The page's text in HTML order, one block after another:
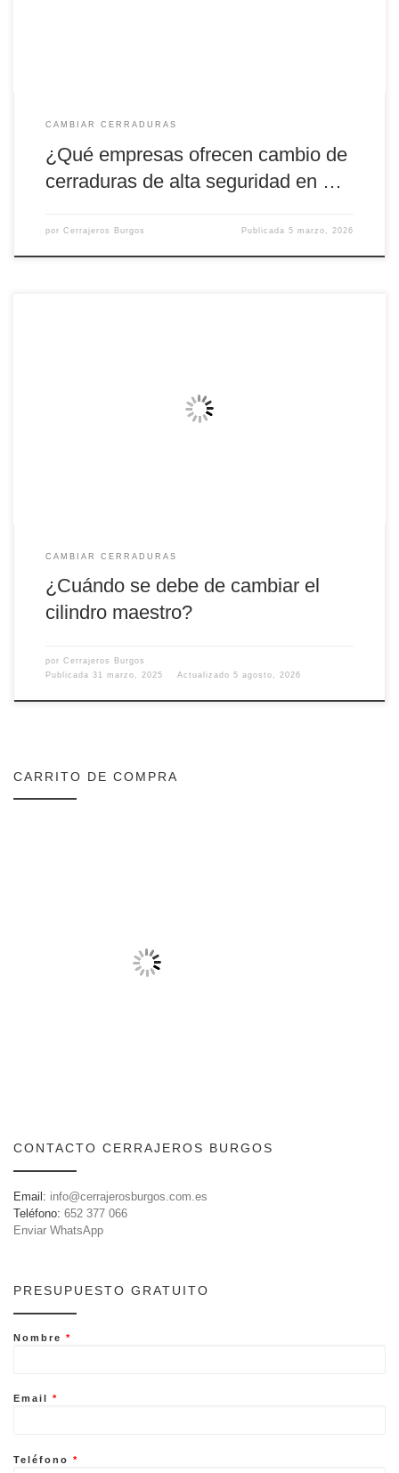
CAMBIAR CERRADURAS
¿Qué empresas ofrecen cambio de
cerraduras de alta seguridad en …
por Cerrajeros Burgos Publicada5 marzo, 2026
es una pieza crítica del sistema de frenos de un vehículo y su
desgaste o falla pueden tener graves consecuencias para la
seguridad en la conducción. Por lo tanto, es importante prestar
CAMBIAR CERRADURAS
¿Cuándo se debe de cambiar el
cilindro maestro?
por Cerrajeros Burgos
Publicada 31 marzo, 2025 Actualizado 5 agosto, 2026
CARRITO DE COMPRA
CONTACTO CERRAJEROS BURGOS
Email: info@cerrajerosburgos.com.es
Teléfono: 652 377 066
Enviar WhatsApp
PRESUPUESTO GRATUITO
Nombre *
Email *
Teléfono *